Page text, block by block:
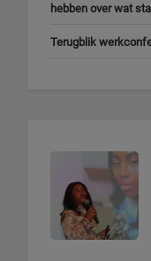
hebben over wat
Terugblik